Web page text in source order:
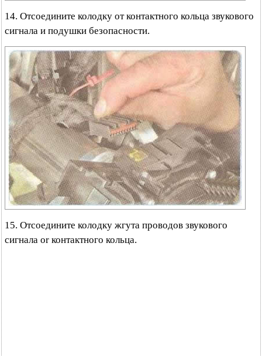
14. Отсоедините колодку oт контактного кольца звукового
сигнала и подушки безопасности.
15. Отсоедините колодку жгута проводов звукового
сигнала or контактного кольца.